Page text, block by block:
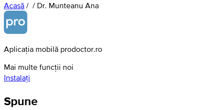
Acasă / / Dr. Munteanu Ana
Aplicația mobilă prodoctor.ro
Mai multe funcții noi
Instalați
Spune